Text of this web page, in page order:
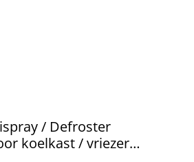
/ Defroster
koelkast / vriezer